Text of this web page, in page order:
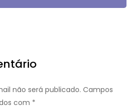
não será publicado. Campos
com *